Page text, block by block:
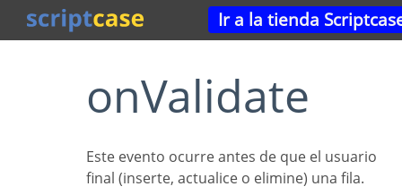
Ir a la tienda
onValidate
Este evento ocurre antes de que el usuario
final (inserte, actualice o elimine) una fila.